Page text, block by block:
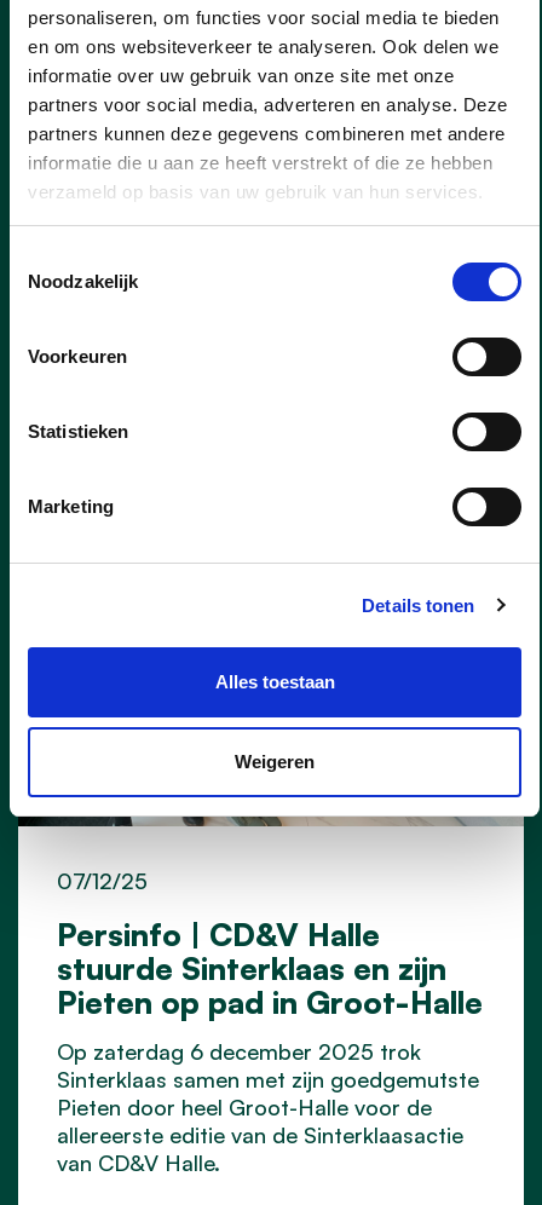
personaliseren, om functies voor social media te bieden
en om ons websiteverkeer te analyseren. Ook delen we
informatie over uw gebruik van onze site met onze
partners voor social media, adverteren en analyse. Deze
partners kunnen deze gegevens combineren met andere
informatie die u aan ze heeft verstrekt of die ze hebben
verzameld op basis van uw gebruik van hun services.
Noodzakelijk
Voorkeuren
Statistieken
Marketing
Details tonen
Alles toestaan
Weigeren
Editiepajot | CD&V Halle
stuurde Sinterklaas en zijn
Pieten op pad in Groot-Halle
07/12/25
Op zaterdag 6 december 2025 trok
Pieten door heel Groot-Halle voor de
allereerste editie van de Sinterklaasactie
Persinfo | CD&V Halle
stuurde Sinterklaas en zijn
Pieten op pad in Groot-Halle
07/12/25
Op zaterdag 6 december 2025 trok
Sinterklaas samen met zijn goedgemutste
Pieten door heel Groot-Halle voor de
allereerste editie van de Sinterklaasactie
van CD&V Halle.